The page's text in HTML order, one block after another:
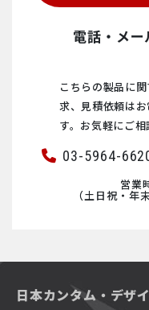
電話・メー
こちらの製品に
求、見積依頼は
す。お気軽にご相
03-5964-
営業
（土日祝・年
日本カンタム・デザ